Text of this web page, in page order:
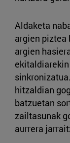
Aldaketa
argien piztea
argien
hitzaldian
batzuetan
zailtasunak
aurrera